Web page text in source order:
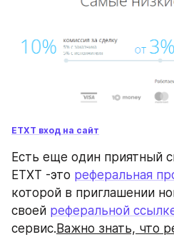
ETXT вход на сайт
Есть еще один приятный
ETXT -это реферальная
которой в приглашении
своей реферальной
сервис. Важно знать, что